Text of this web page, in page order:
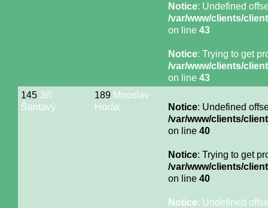
Notice: Undefined
/var/www/clients/
on line 43
Notice: Trying to get
/var/www/clients/
on line 43
145 Jiří
Šantavý
189 Miroslav
Horák
Notice: Undefined
/var/www/clients/
on line 40
Notice: Trying to get
/var/www/clients/
on line 40
Notice: Undefined